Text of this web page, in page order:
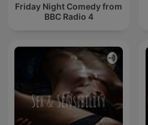
Friday Night Comedy from
BBC Radio 4